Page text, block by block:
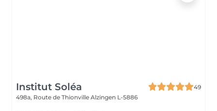
Institut Soléa
49
498a, Route de Thionville Alzingen L-5886